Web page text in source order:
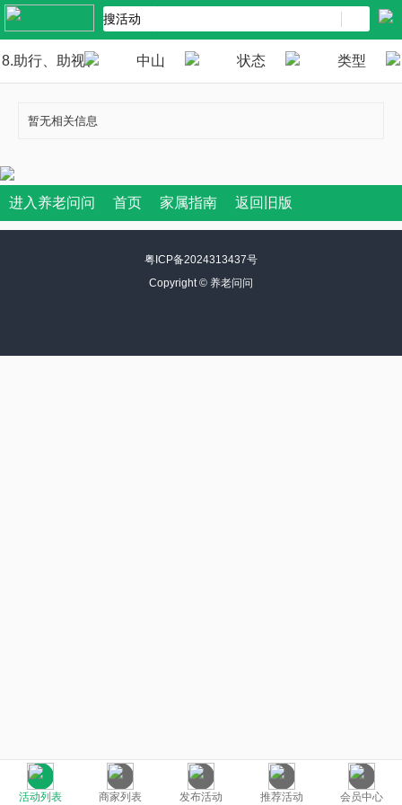
8.助行、助视、 中山 状态 类型
暂无相关信息
活动列表 商家列表 发布活动 推荐活动 会员中心
进入养老问问 首页 家属指南 返回旧版
粤ICP备2024313437号
Copyright © 养老问问